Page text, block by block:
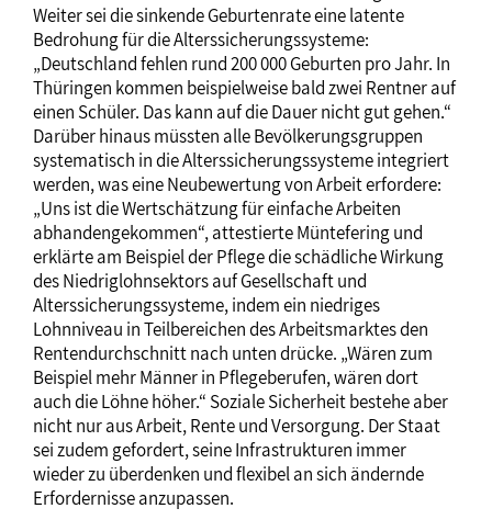
Weiter sei die sinkende Geburtenrate eine latente
Bedrohung für die Alterssicherungssysteme:
„Deutschland fehlen rund 200 000 Geburten pro Jahr. In
Thüringen kommen beispielweise bald zwei Rentner auf
einen Schüler. Das kann auf die Dauer nicht gut gehen.“
Darüber hinaus müssten alle Bevölkerungsgruppen
systematisch in die Alterssicherungssysteme integriert
werden, was eine Neubewertung von Arbeit erfordere:
„Uns ist die Wertschätzung für einfache Arbeiten
abhandengekommen“, attestierte Müntefering und
erklärte am Beispiel der Pflege die schädliche Wirkung
des Niedriglohnsektors auf Gesellschaft und
Alterssicherungssysteme, indem ein niedriges
Lohnniveau in Teilbereichen des Arbeitsmarktes den
Rentendurchschnitt nach unten drücke. „Wären zum
Beispiel mehr Männer in Pflegeberufen, wären dort
auch die Löhne höher.“ Soziale Sicherheit bestehe aber
nicht nur aus Arbeit, Rente und Versorgung. Der Staat
sei zudem gefordert, seine Infrastrukturen immer
wieder zu überdenken und flexibel an sich ändernde
Erfordernisse anzupassen.